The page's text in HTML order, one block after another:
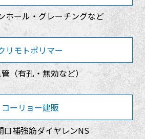
ホール・グレーチングなど
リモトポリマー
（有孔・無効など）
コーリョー建販
口補強筋ダイヤレンNS